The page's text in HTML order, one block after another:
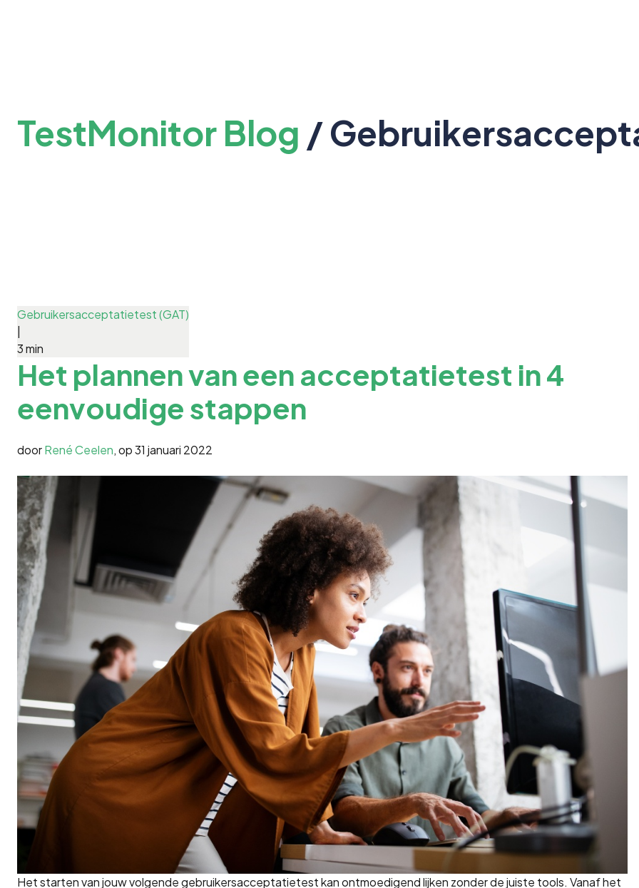
TestMonitor Blog /
Gebruikersacceptatietest (GAT)
|
3 min
Het plannen van een acceptatietest in 4
eenvoudige stappen
doorRené Ceelen, op31 januari 2022
Het starten van jouw volgende gebruikersacceptatietest kan ontmoedigend lijken zonder de juiste tools. Vanaf het